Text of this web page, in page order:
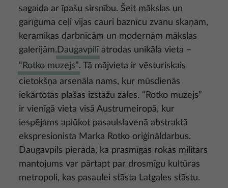
sagaida ar īpašu sirsnību. Šeit mākslas un
garīguma ceļi vijas cauri baznīcu zvanu skaņām,
keramikas darbnīcām un modernām mākslas
galerijām. Daugavpilīatrodas unikāla vieta –
“Rotko muzejs”. Tā mājvieta ir vēsturiskais
cietokšņa arsenāla nams, kur mūsdienās
iekārtotas plašas izstāžu zāles. “Rotko muzejs”
ir vienīgā vieta visā Austrumeiropā, kur
iespējams aplūkot pasaulslavenā abstraktā
ekspresionista Marka Rotko oriģināldarbus.
Daugavpils pierāda, ka prasmīgās rokās militārs
mantojums var pārtapt par drosmīgu kultūras
metropoli, kas pasaulei stāsta Latgales stāstu.